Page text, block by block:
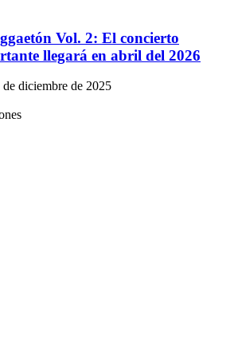
Vol. 2: El concierto
llegará en abril del 2026
de diciembre de 2025